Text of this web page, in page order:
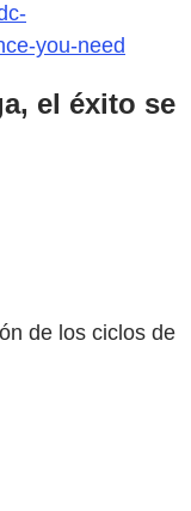
you-need
el éxito se
de los ciclos de